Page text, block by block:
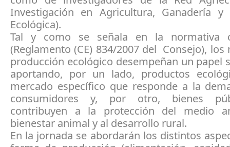
Investigación en Agricultura, Ganadería y
Ecológica).
Tal y como se señala en la normativa
(Reglamento (CE) 834/2007 del Consejo),
producción ecológico desempeñan un papel
aportando, por un lado, productos
mercado específico que responde a la
consumidores y, por otro, bienes
contribuyen a la protección del medio
bienestar animal y al desarrollo rural.
En la jornada se abordarán los distintos